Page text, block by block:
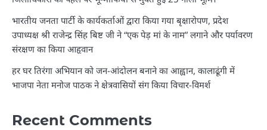
भारतीय जनता पार्टी के कार्यकर्ताओं द्वारा किया गया बृक्षारोपण, प्रदेश
उपाध्यक्ष श्री राजेन्द्र सिंह बिष्ट जी ने “एक पेड़ मां के नाम” लगाने और पर्यावरण
संरक्षण का किया आहृवान
हर घर तिरंगा अभियान को जन-आंदोलन बनाने का आह्वान, कालाढूंगी में
भाजपा नेता मनोज पाठक ने क्षेत्रवासियों संग किया विचार-विमर्श
Recent Comments